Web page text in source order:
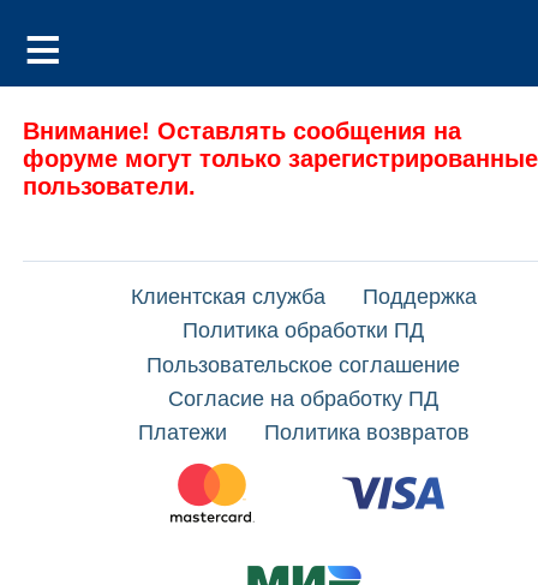
Внимание! Оставлять сообщения на
форуме могут только зарегистрированные
пользователи.
Клиентская служба
Поддержка
Политика обработки ПД
Пользовательское соглашение
Согласие на обработку ПД
Платежи
Политика возвратов